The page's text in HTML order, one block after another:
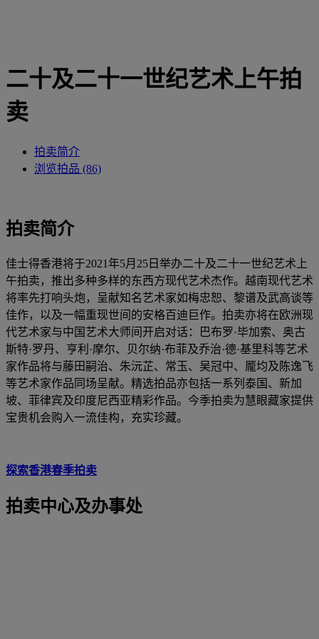
二十及二十一世纪艺术上午拍
卖
拍卖简介
浏览拍品 (86)
拍卖简介
佳士得香港将于2021年5月 25 日举办二十及二十一世纪艺术上
午拍卖，推出多种多样的东西方现代艺术杰作。越南现代艺术
将率先打响头炮，呈献知名艺术家如梅忠恕、黎谱及武高谈等
佳作，以及一幅重现世间的安格百迪巨作。拍卖亦将在欧洲现
代艺术家与中国艺术大师间开启对话：巴布罗·毕加索、奥古
斯特·罗丹、亨利·摩尔、贝尔纳·布菲及乔治·德·基里科等艺术
家作品将与藤田嗣治、朱沅芷、常玉、吴冠中、龎均及陈逸飞
等艺术家作品同场呈献。精选拍品亦包括一系列泰国、新加
坡、菲律宾及印度尼西亚精彩作品。今季拍卖为慧眼藏家提供
宝贵机会购入一流佳构，充实珍藏。
探索香港春季拍卖
拍卖中心及办事处